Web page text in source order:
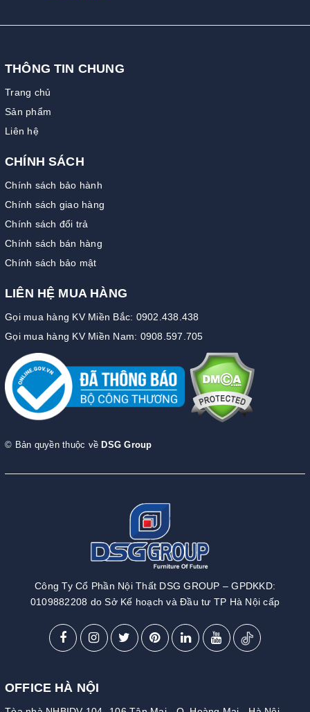
THÔNG TIN CHUNG
Trang chủ
Sản phẩm
Liên hệ
CHÍNH SÁCH
Chính sách bảo hành
Chính sách giao hàng
Chính sách đổi trả
Chính sách bán hàng
Chính sách bảo mật
LIÊN HỆ MUA HÀNG
Gọi mua hàng KV Miền Bắc: 0902.438.438
Gọi mua hàng KV Miền Nam: 0908.597.705
© Bản quyền thuộc về DSG Group
Công Ty Cổ Phần Nội Thất DSG GROUP – GPDKKD:
0109882208 do Sở Kế hoạch và Đầu tư TP Hà Nội cấp
OFFICE HÀ NỘI